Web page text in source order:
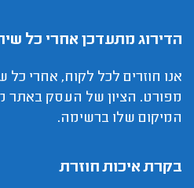
הדירוג מתעדכן אחרי כל
אנו חוזרים לכל לקוח, אחרי כל
מפורט. הציון של העסק באתר
המיקום שלו ברשימה.
בקרת איכות חוזרת